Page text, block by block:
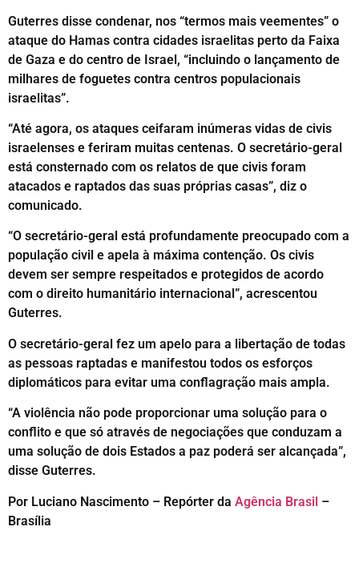
Guterres disse condenar, nos “termos mais veementes” o
ataque do Hamas contra cidades israelitas perto da Faixa
de Gaza e do centro de Israel, “incluindo o lançamento de
milhares de foguetes contra centros populacionais
israelitas”.
“Até agora, os ataques ceifaram inúmeras vidas de civis
israelenses e feriram muitas centenas. O secretário-geral
está consternado com os relatos de que civis foram
atacados e raptados das suas próprias casas”, diz o
comunicado.
“O secretário-geral está profundamente preocupado com a
população civil e apela à máxima contenção. Os civis
devem ser sempre respeitados e protegidos de acordo
com o direito humanitário internacional”, acrescentou
Guterres.
O secretário-geral fez um apelo para a libertação de todas
as pessoas raptadas e manifestou todos os esforços
diplomáticos para evitar uma conflagração mais ampla.
“A violência não pode proporcionar uma solução para o
conflito e que só através de negociações que conduzam a
uma solução de dois Estados a paz poderá ser alcançada”,
disse Guterres.
Por Luciano Nascimento – Repórter da Agência Brasil –
Brasília